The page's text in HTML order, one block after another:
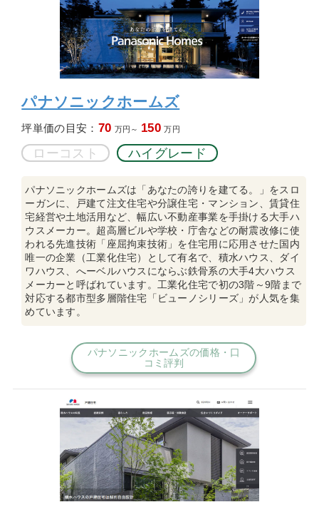
パナソニックホームズ
坪単価の目安： 70 万円～ 150 万円
ローコスト ハイグレード
パナソニックホームズは「あなたの誇りを建てる。」をスロ
ーガンに、戸建て注文住宅や分譲住宅・マンション、賃貸住
宅経営や土地活用など、幅広い不動産事業を手掛ける大手ハ
ウスメーカー。超高層ビルや学校・庁舎などの耐震改修に使
われる先進技術「座屈拘束技術」を住宅用に応用させた国内
唯一の企業（工業化住宅）として有名で、積水ハウス、ダイ
ワハウス、へーベルハウスにならぶ鉄骨系の大手4大ハウス
メーカーと呼ばれています。工業化住宅で初の3階～9階まで
対応する都市型多層階住宅「ビューノシリーズ」が人気を集
めています。
パナソニックホームズの価格・口
コミ評判